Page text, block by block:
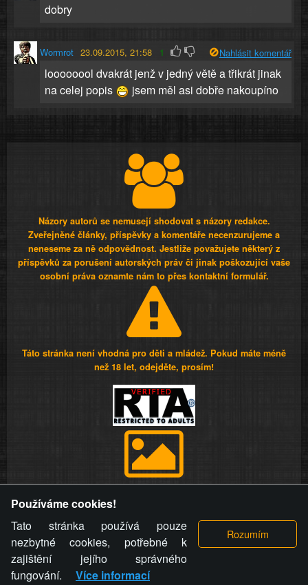
dobry
Wormrot 23.09.2015, 21:58 1 Nahlásit komentář
loooooool dvakrát jenž v jedný větě a třikrát jinak
na celej popis
jsem měl asi dobře nakoupíno
Názory autorů se nemusejí shodovat s názory redakce.
Zveřejněné články, příspěvky a komentáře necenzurujeme a
neneseme za ně odpovědnost. Jestliže považujete některý z
příspěvků za porušení autorských práv či jinak poškozující vaše
osobní práva oznamte nám to přes kontaktní formulář.
Táto stránka není vhodná pro děti a mládež. Pokud máte méně
než 18 let, odejděte, prosím!
videa a komentáře. Osoba, které se toto opatření provozovatele
stránky týče, ani osoba, která umístila fotografii nebo video na
stránku, nemůže z důvodu odstranění fotografie, videa nebo
komentáře pro výše uvedenou okolnost uplatnit vůči
provozovateli stránky žádný nárok na náhradu škody nebo
nemajetkové újmy.
Používáme cookies!
Tato stránka používá pouze
nezbytné cookies, potřebné k
zajištění jejího správného
fungování.
Více informací